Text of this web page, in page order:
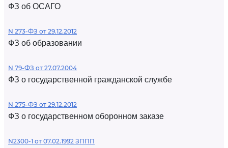
ФЗ об ОСАГО
N 273-ФЗ от 29.12.2012
ФЗ об образовании
N 79-ФЗ от 27.07.2004
ФЗ о государственной гражданской службе
N 275-ФЗ от 29.12.2012
ФЗ о государственном оборонном заказе
N2300-1 от 07.02.1992 ЗППП